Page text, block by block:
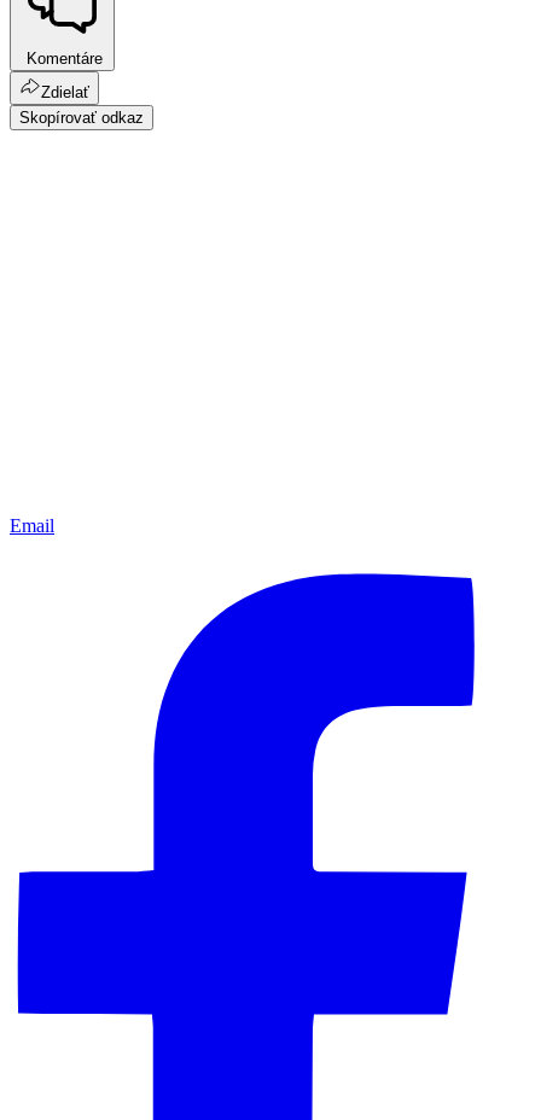
Komentáre
Zdielať
Skopírovať odkaz
Email